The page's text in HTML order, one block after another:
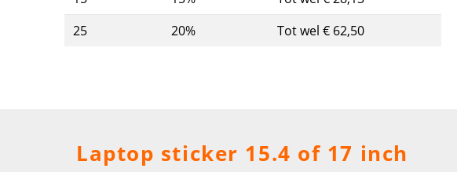
25
20% Tot wel € 62,50
Laptop sticker 15.4 of 17 inch